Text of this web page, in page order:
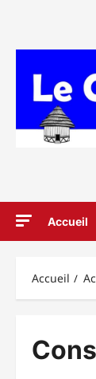
Accueil
Accueil